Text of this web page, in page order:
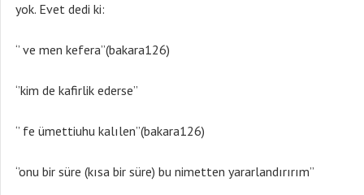
yok. Evet dedi ki:
‘’ ve men kefera’’(bakara126)
‘’kim de kafirlik ederse’’
‘’ fe ümettiuhu kalılen’’(bakara126)
‘’onu bir süre (kısa bir süre) bu nimetten yararlandırırım’’